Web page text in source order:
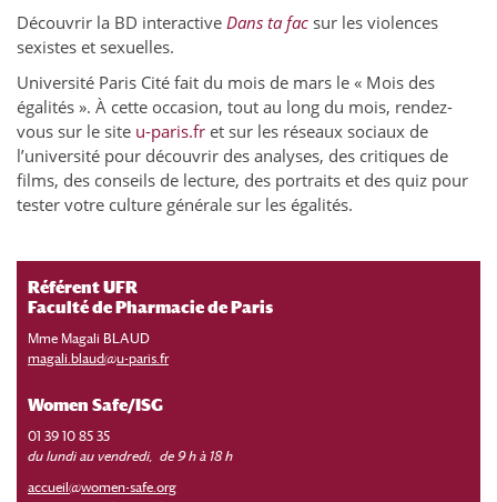
Découvrir la BD interactive Dans ta fac sur les violences
sexistes et sexuelles.
Université Paris Cité fait du mois de mars le « Mois des
égalités ». À cette occasion, tout au long du mois, rendez-
vous sur le site u-paris.fr et sur les réseaux sociaux de
l’université pour découvrir des analyses, des critiques de
films, des conseils de lecture, des portraits et des quiz pour
tester votre culture générale sur les égalités.
Référent UFR
Faculté de Pharmacie de Paris
Mme Magali BLAUD
magali.blaud@u-paris.fr
Women Safe/ISG
01 39 10 85 35
du lundi au vendredi, de 9 h à 18 h
accueil@women-safe.org